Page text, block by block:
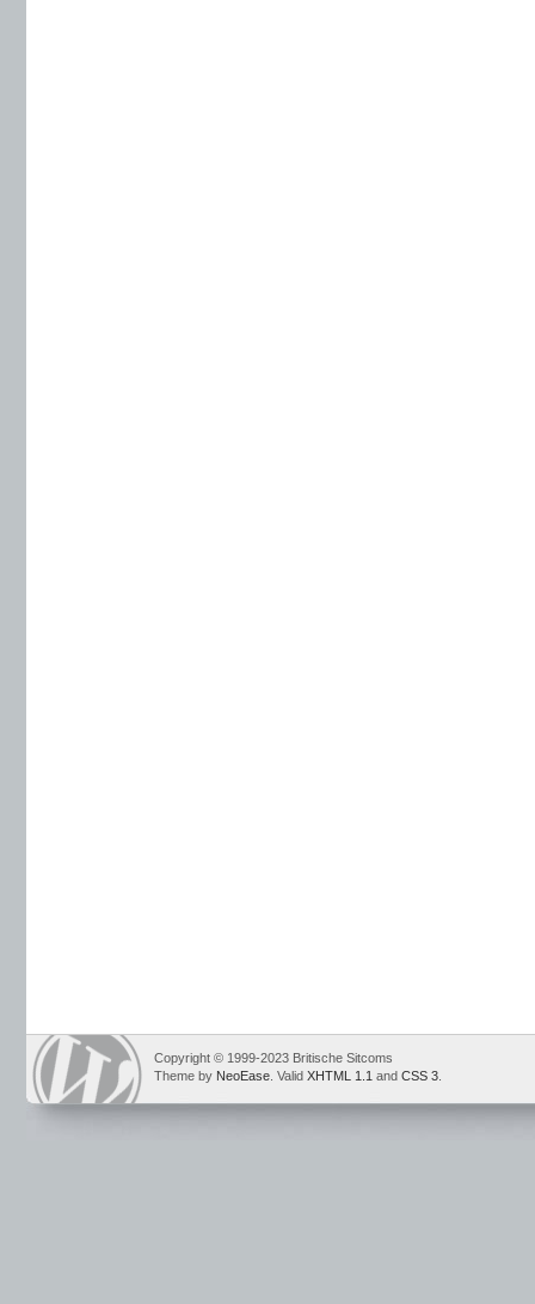
Copyright © 1999-2023 Britische Sitcoms
Theme by NeoEase . Valid XHTML 1.1 and CSS 3